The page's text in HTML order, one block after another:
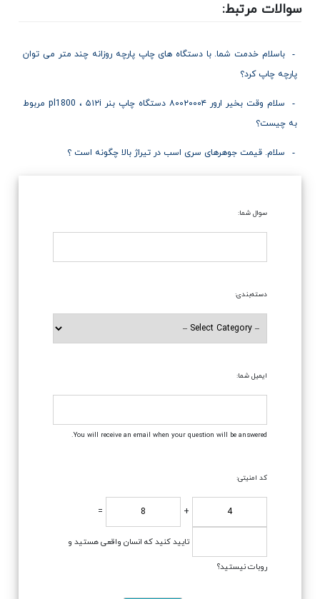
سوالات مرتبط:
باسلام خدمت شما. با دستگاه های چاپ پارچه روزانه چند متر می توان
پارچه چاپ کرد؟
سلام وقت بخیر ارور ۸۰۰۲۰۰۰۴ دستگاه چاپ بنر pl1800 ، ۵۱۲i مربوط
به چیست؟
سلام. قیمت جوهرهای سری اسب در تیراژ بالا چگونه است ؟
سوال شما:
دسته‌بندی:
ایمیل شما:
You will receive an email when your question will be answered.
کد امنیتی:
+
=
تایید کنید که انسان واقعی هستید و
روبات نیستید؟